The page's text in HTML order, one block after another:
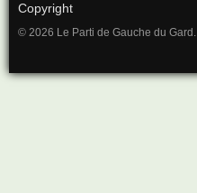
Copyright
© 2026 Le Parti de Gauche du Gard.